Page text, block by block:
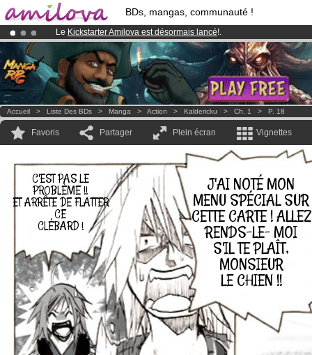
BDs, mangas, communauté !
Le Kickstarter Amilova est désormais lancé!.
Déjà 134393membreset 1208BDs & Mangas!
Abonnement premium: à partir de
3.95 eurospar mois !Clique ici
Accueil > Liste Des BDs > Manga > Action > Kaldericku > Ch. 1 > P. 18
Favoris Partager Plein écran Vignettes
J'AI NOTÉ MON
MENU SPÉCIAL SUR
CETTE CARTE ! ALLEZ
RENDS-LE- MOI
S'IL TE PLAÎT,
MONSIEUR
LE CHIEN !!
C'EST PAS LE
PROBLÈME !!
ET ARRÊTE DE FLATTER
CE
CLÉBARD !